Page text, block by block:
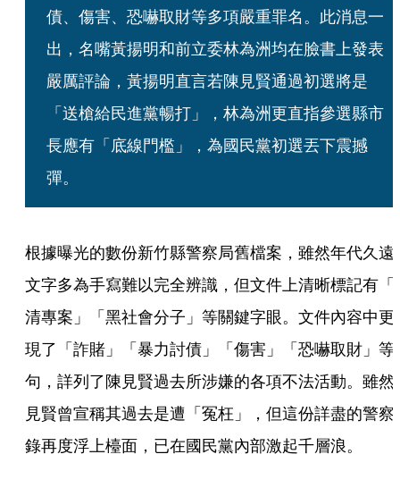
債、傷害、恐嚇取財等多項嚴重罪名。此消息一
出，名嘴黃揚明和前立委林為洲均在臉書上發表
嚴厲評論，黃揚明直言若陳見賢通過初選將是
「送槍給民進黨暢打」，林為洲更直指參選縣市
長應有「底線門檻」，為國民黨初選丟下震撼
彈。
根據曝光的數份新竹縣警察局舊檔案，雖然年代久遠
文字多為手寫難以完全辨識，但文件上清晰標記有「
清專案」「黑社會分子」等關鍵字眼。文件內容中更
現了「詐賭」「暴力討債」「傷害」「恐嚇取財」等
句，詳列了陳見賢過去所涉嫌的各項不法活動。雖然
見賢曾宣稱其過去是遭「冤枉」，但這份詳盡的警察
錄再度浮上檯面，已在國民黨內部激起千層浪。